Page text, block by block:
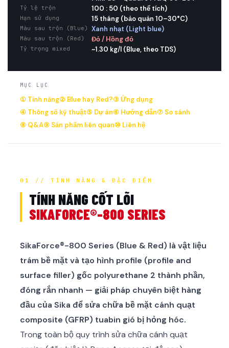
Tỷ lệ trộn 100 : 50 (theo thể tích)
Hạn sử dụng 15 tháng (bảo quản 10–30°C)
Màu sau trộn (Blue) Xanh nhạt (Light blue)
Màu sau trộn (Red) Đỏ / Hồng đỏ
Tỷ trọng mixed ~1.30 kg/l (Blue, theo TDS)
MỤC LỤC
① Tính năng② Blue hay Red?③ Ứng dụng
④ Thông số kỹ thuật⑤ Dự án⑥ Hướng dẫn⑦ So sánh
⑧ Q&A⑨ Sản phẩm liên quan⑩ Liên hệ
01 // TÍNH NĂNG & ĐẶC ĐIỂM
TÍNH NĂNG CỐT LÕI
SIKAFORCE®-800 SERIES
SikaForce®-800 Series (Blue & Red) là vật liệu
trám bề mặt và tạo hình profile (profile and
surface filler) gốc polyurethane 2 thành phần,
đóng rắn nhanh — giải pháp chuyên biệt hàng
đầu của Sika để sửa chữa bề mặt cánh quạt
composite (GFRP) tuabin gió bị hỏng hóc.
Trong toàn bộ quy trình sửa chữa cánh quạt